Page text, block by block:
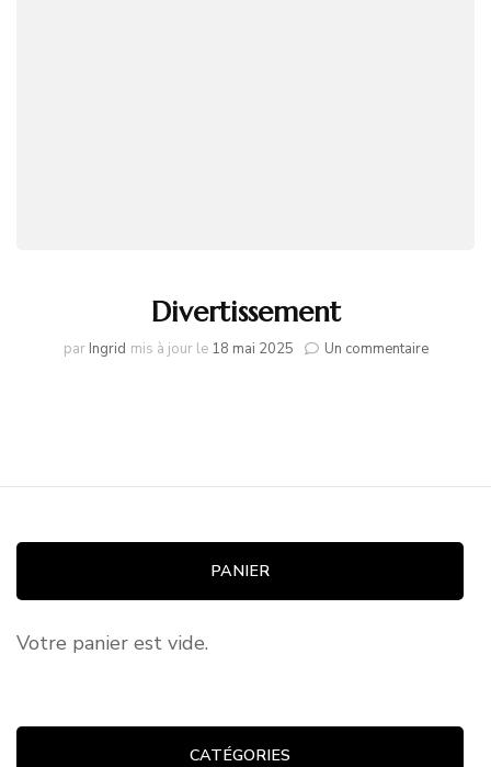
Divertissement
par Ingrid mis à jour le 18 mai 2025 Un commentairesur
PANIER
Votre panier est vide.
CATÉGORIES